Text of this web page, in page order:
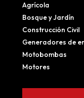
Agrícola
Bosque y Jardín
Construcción Civil
Generadores de
Motobombas
Motores